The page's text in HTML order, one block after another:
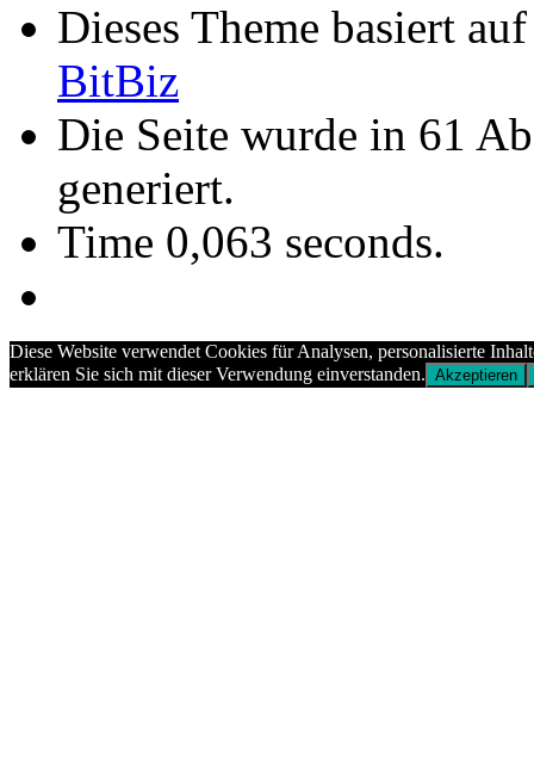
Dieses Theme basiert
BitBiz
Die Seite wurde in 61
generiert.
Time 0,063 seconds.
Diese Website verwendet Cookies für Analysen, personalisierte
erklären Sie sich mit dieser Verwendung einverstanden. Akzeptieren